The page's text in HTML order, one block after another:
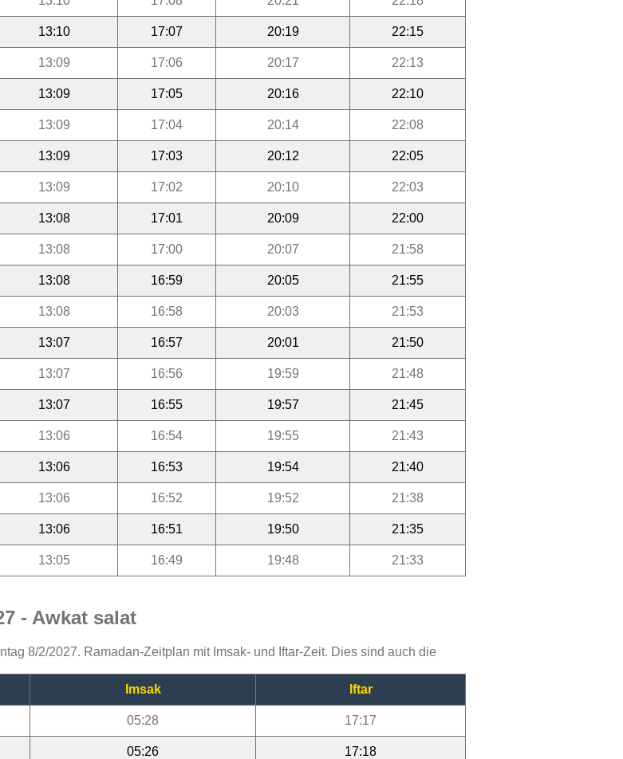
13:10 17:07 20:19 22:15
13:09 17:06 20:17 22:13
13:09 17:05 20:16 22:10
13:09 17:04 20:14 22:08
13:09 17:03 20:12 22:05
13:09 17:02 20:10 22:03
13:08 17:01 20:09 22:00
13:08 17:00 20:07 21:58
13:08 16:59 20:05 21:55
13:08 16:58 20:03 21:53
13:07 16:57 20:01 21:50
13:07 16:56 19:59 21:48
13:07 16:55 19:57 21:45
13:06 16:54 19:55 21:43
13:06 16:53 19:54 21:40
13:06 16:52 19:52 21:38
13:06 16:51 19:50 21:35
13:05 16:49 19:48 21:33
- Awkat salat
8/2/2027. Ramadan-Zeitplan mit Imsak- und Iftar-Zeit. Dies sind auch die
Imsak Iftar
05:28 17:17
05:26 17:18